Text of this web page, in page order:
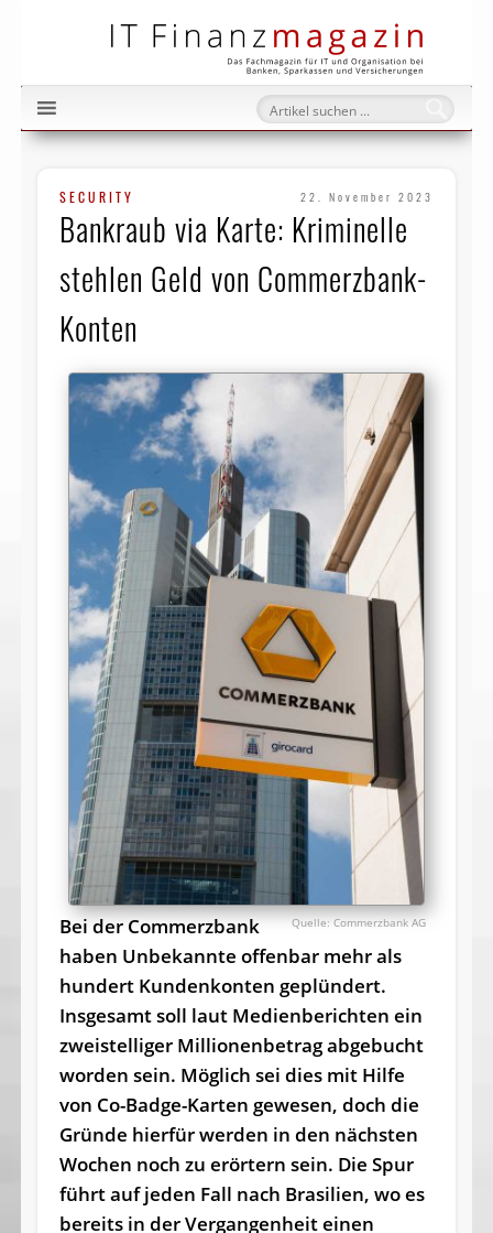
SECURITY 22. November 2023
Bankraub via Karte: Kriminelle
stehlen Geld von Commerzbank-
Konten
Commerzbank AG
Bei der Commerzbank
haben Unbekannte offenbar mehr als
hundert Kundenkonten geplündert.
Insgesamt soll laut Medienberichten ein
zweistelliger Millionenbetrag abgebucht
worden sein. Möglich sei dies mit Hilfe
von Co-Badge-Karten gewesen, doch die
Gründe hierfür werden in den nächsten
Wochen noch zu erörtern sein. Die Spur
führt auf jeden Fall nach Brasilien, wo es
bereits in der Vergangenheit einen